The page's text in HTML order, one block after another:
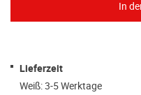
Lieferzeit
Weiß: 3-5 Werktage